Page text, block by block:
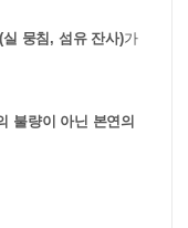
실 뭉침, 섬유 잔사)가
불량이 아닌 본연의